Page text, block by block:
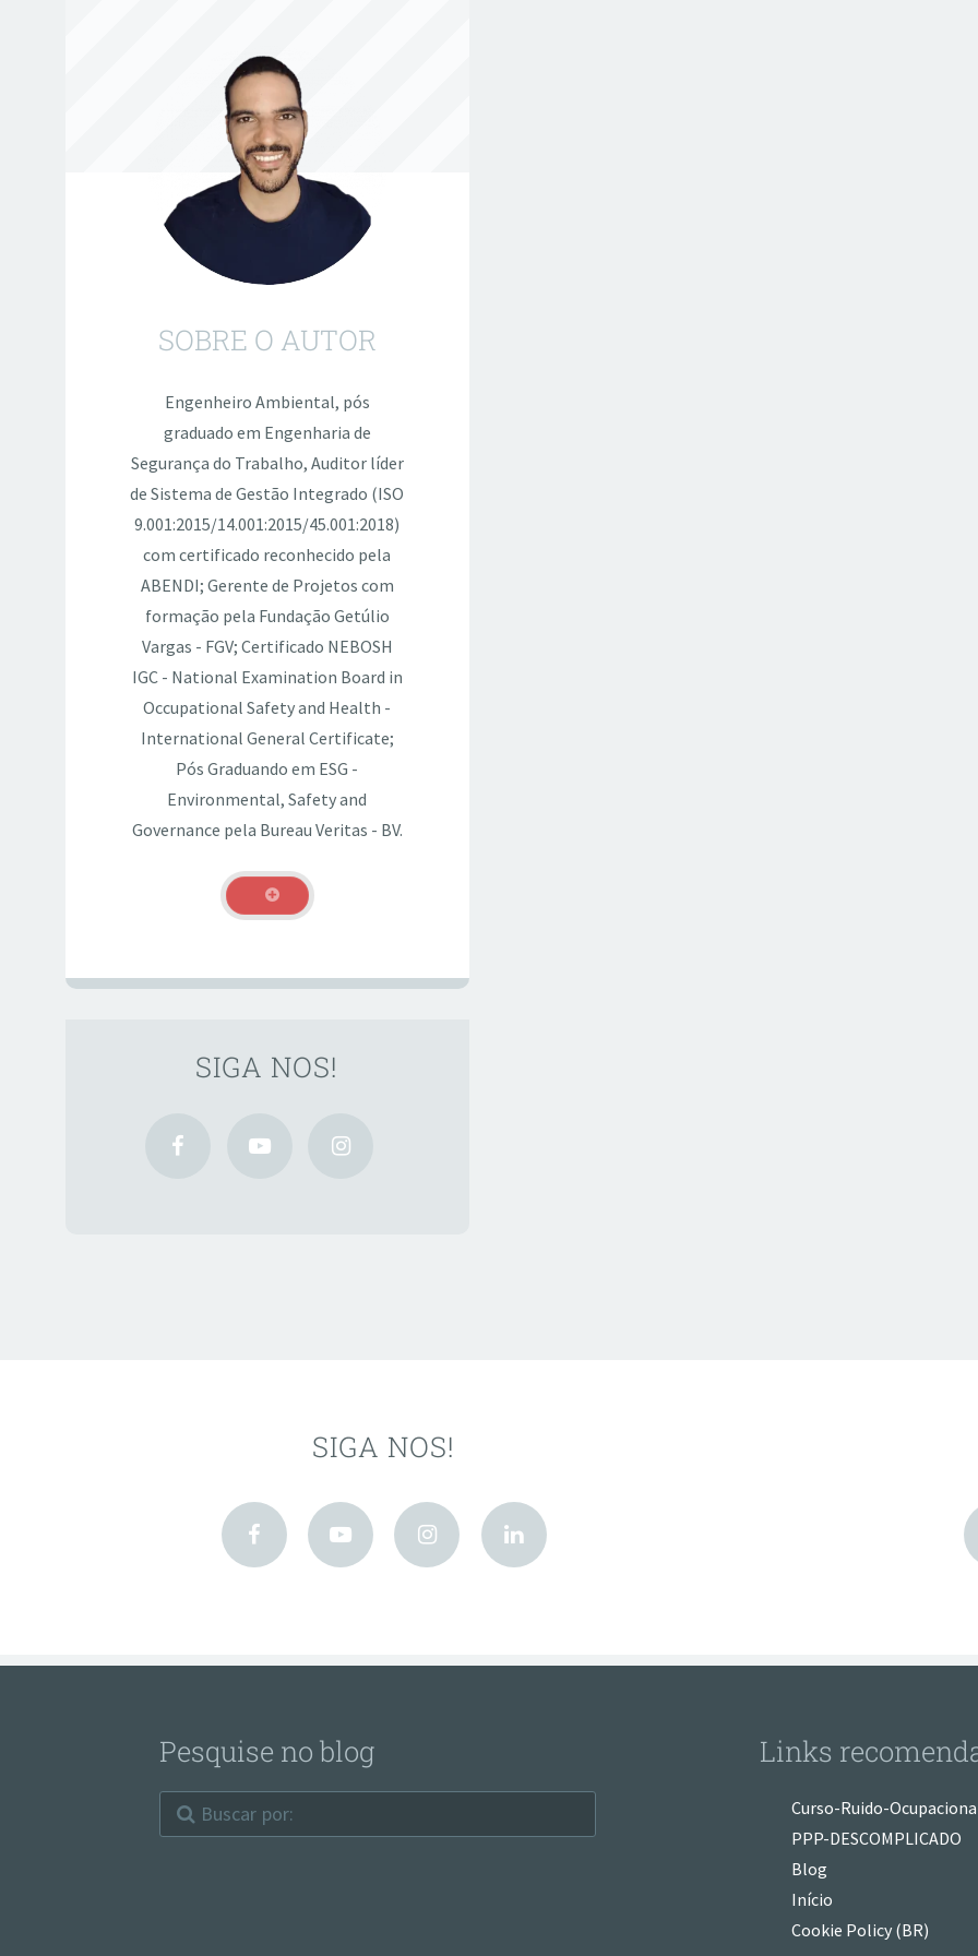
SOBRE O AUTOR
Engenheiro Ambiental, pós
graduado em Engenharia de
Segurança do Trabalho, Auditor líder
de Sistema de Gestão Integrado (ISO
9.001:2015/14.001:2015/45.001:2018)
com certificado reconhecido pela
ABENDI; Gerente de Projetos com
formação pela Fundação Getúlio
Vargas - FGV; Certificado NEBOSH
IGC - National Examination Board in
Occupational Safety and Health -
International General Certificate;
Pós Graduando em ESG -
Environmental, Safety and
Governance pela Bureau Veritas - BV.
SIGA NOS!
SIGA NOS!
Pesquise no blog Links
Curso-Ruido-
PPP-DESCOMPLICADO
Blog
Início
Cookie Policy (BR)